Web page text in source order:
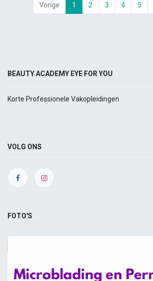
Vorige 1 2 3 4 5
BEAUTY ACADEMY EYE FOR YOU
Korte Professionele Vakopleidingen
VOLG ONS
FOTO'S